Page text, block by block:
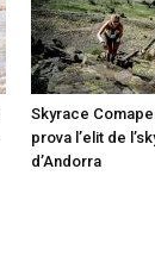
Skyrace
prova l’elit de
d’Andorra